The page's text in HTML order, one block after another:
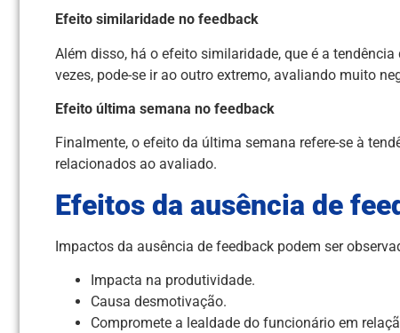
Efeito similaridade no feedback
Além disso, há o efeito similaridade, que é a
vezes, pode-se ir ao outro extremo, avaliando muito
Efeito última semana no feedback
Finalmente, o efeito da última semana refere-se à
relacionados ao avaliado.
Efeitos da ausência de
Impactos da ausência de feedback podem ser
Impacta na produtividade.
Causa desmotivação.
Compromete a lealdade do funcionário em